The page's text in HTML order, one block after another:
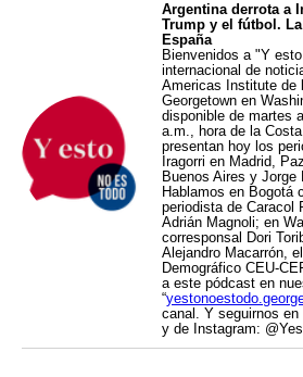
Argentina derrota a
Trump y el fútbol.
España
Bienvenidos a "Y
internacional de
Americas Institute de
Georgetown en
disponible de martes
a.m., hora de la
presentan hoy los
Iragorri en Madrid,
Buenos Aires y
Hablamos en Bogotá
periodista de Caracol
Adrián Magnoli; en
corresponsal Dori
Alejandro Macarrón,
Demográfico CEU-
a este pódcast en
“
canal. Y seguirnos
y de Instagram: